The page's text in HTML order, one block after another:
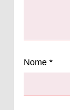
Nome *